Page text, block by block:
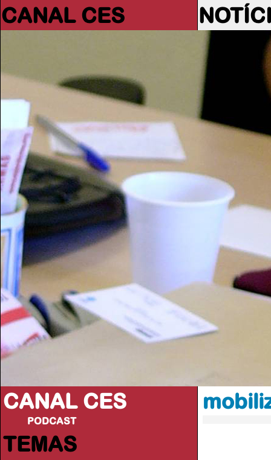
CANAL CES
CANAL CES
PODCAST
TEMAS